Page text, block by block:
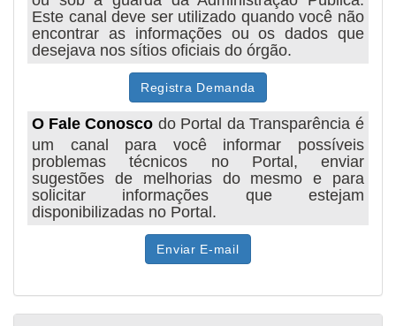
Este canal deve ser utilizado quando você não
encontrar as informações ou os dados que
desejava nos sítios oficiais do órgão.
Registra Demanda
O Fale Conosco do Portal da Transparência é
um canal para você informar possíveis
problemas técnicos no Portal, enviar
sugestões de melhorias do mesmo e para
solicitar informações que estejam
disponibilizadas no Portal.
Enviar E-mail